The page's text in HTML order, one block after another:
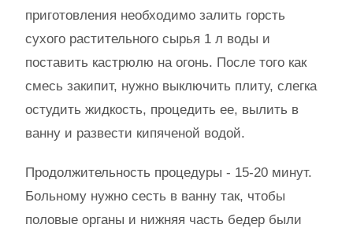
приготовления необходимо залить горсть
сухого растительного сырья 1 л воды и
поставить кастрюлю на огонь. После того как
смесь закипит, нужно выключить плиту, слегка
остудить жидкость, процедить ее, вылить в
ванну и развести кипяченой водой.
Продолжительность процедуры - 15-20 минут.
Больному нужно сесть в ванну так, чтобы
половые органы и нижняя часть бедер были